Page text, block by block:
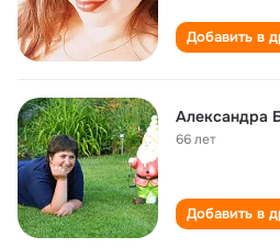
Добавить в
Александра
66 лет
Добавить в